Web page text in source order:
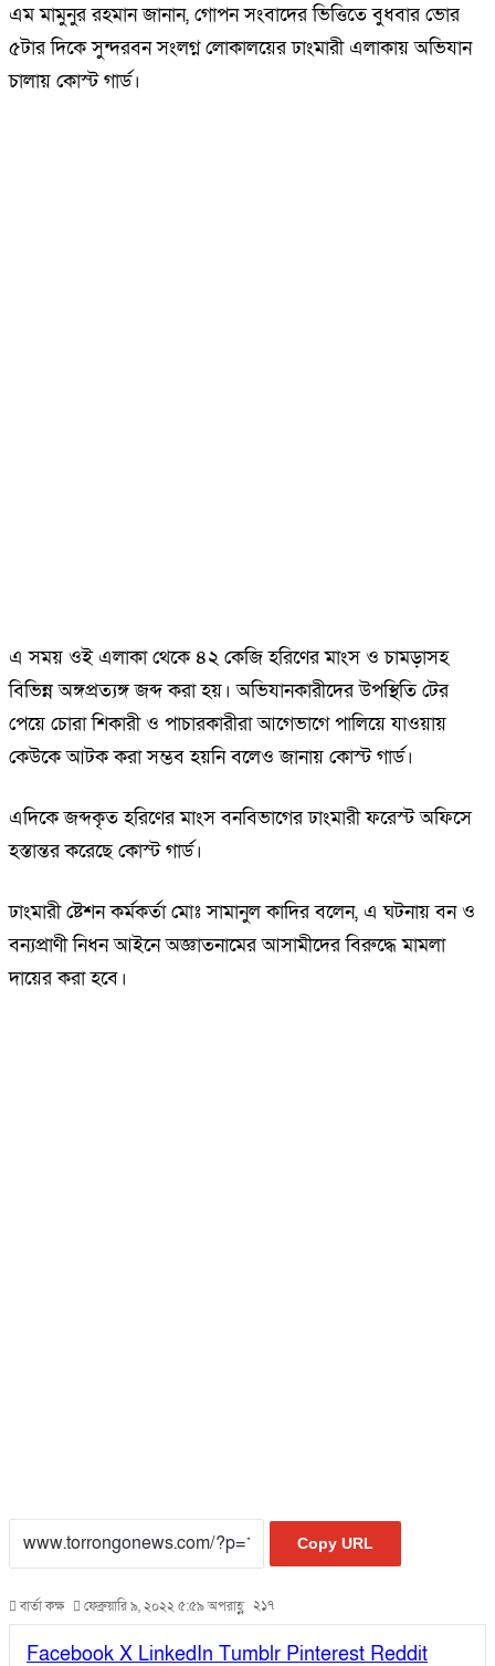
এম মামুনুর রহমান জানান, গোপন সংবাদের ভিত্তিতে বুধবার ভোর
৫টার দিকে সুন্দরবন সংলগ্ন লোকালয়ের ঢাংমারী এলাকায় অভিযান
চালায় কোস্ট গার্ড।
এ সময় ওই এলাকা থেকে ৪২ কেজি হরিণের মাংস ও চামড়াসহ
বিভিন্ন অঙ্গপ্রত্যঙ্গ জব্দ করা হয়। অভিযানকারীদের উপস্থিতি টের
পেয়ে চোরা শিকারী ও পাচারকারীরা আগেভাগে পালিয়ে যাওয়ায়
কেউকে আটক করা সম্ভব হয়নি বলেও জানায় কোস্ট গার্ড।
এদিকে জব্দকৃত হরিণের মাংস বনবিভাগের ঢাংমারী ফরেস্ট অফিসে
হস্তান্তর করেছে কোস্ট গার্ড।
ঢাংমারী ষ্টেশন কর্মকর্তা মোঃ সামানুল কাদির বলেন, এ ঘটনায় বন ও
বন্যপ্রাণী নিধন আইনে অজ্ঞাতনামের আসামীদের বিরুদ্ধে মামলা
দায়ের করা হবে।
Copy URL
বার্তা কক্ষ ফেব্রুয়ারি ৯, ২০২২ ৫:৫৯ অপরাহ্ণ ২১৭
Facebook X LinkedIn Tumblr Pinterest Reddit